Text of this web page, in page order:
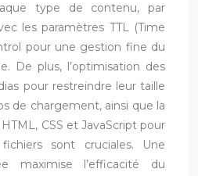
type de contenu, par
les paramètres TTL (Time
pour une gestion fine du
De plus, l’optimisation des
pour restreindre leur taille
de chargement, ainsi que la
CSS et JavaScript pour
sont cruciales. Une
maximise l’efficacité du